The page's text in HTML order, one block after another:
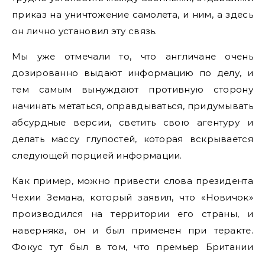
приказ на уничтожение самолета, и ним, а здесь
он лично установил эту связь.
Мы уже отмечали то, что англичане очень
дозированно выдают информацию по делу, и
тем самым вынуждают противную сторону
начинать метаться, оправдываться, придумывать
абсурдные версии, светить свою агентуру и
делать массу глупостей, которая вскрывается
следующей порцией информации.
Как пример, можно привести слова президента
Чехии Земана, который заявил, что «Новичок»
производился на территории его страны, и
наверняка, он и был применен при теракте.
Фокус тут был в том, что премьер Британии